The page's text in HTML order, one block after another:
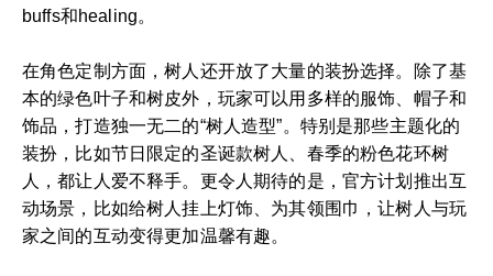
buffs和healing。
在角色定制方面，树人还开放了大量的装扮选择。除了基
本的绿色叶子和树皮外，玩家可以用多样的服饰、帽子和
饰品，打造独一无二的“树人造型”。特别是那些主题化的
装扮，比如节日限定的圣诞款树人、春季的粉色花环树
人，都让人爱不释手。更令人期待的是，官方计划推出互
动场景，比如给树人挂上灯饰、为其领围巾，让树人与玩
家之间的互动变得更加温馨有趣。